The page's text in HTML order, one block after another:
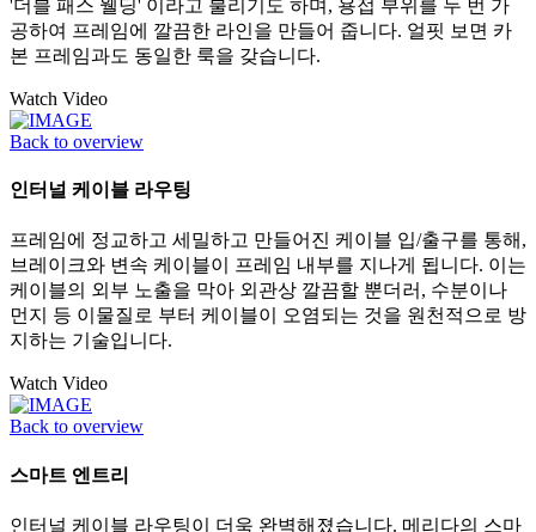
'더블 패스 웰딩' 이라고 불리기도 하며, 용접 부위를 두 번 가
공하여 프레임에 깔끔한 라인을 만들어 줍니다. 얼핏 보면 카
본 프레임과도 동일한 룩을 갖습니다.
Watch Video
Back to overview
인터널 케이블 라우팅
프레임에 정교하고 세밀하고 만들어진 케이블 입/출구를 통해,
브레이크와 변속 케이블이 프레임 내부를 지나게 됩니다. 이는
케이블의 외부 노출을 막아 외관상 깔끔할 뿐더러, 수분이나
먼지 등 이물질로 부터 케이블이 오염되는 것을 원천적으로 방
지하는 기술입니다.
Watch Video
Back to overview
스마트 엔트리
인터널 케이블 라우팅이 더욱 완벽해졌습니다. 메리다의 스마